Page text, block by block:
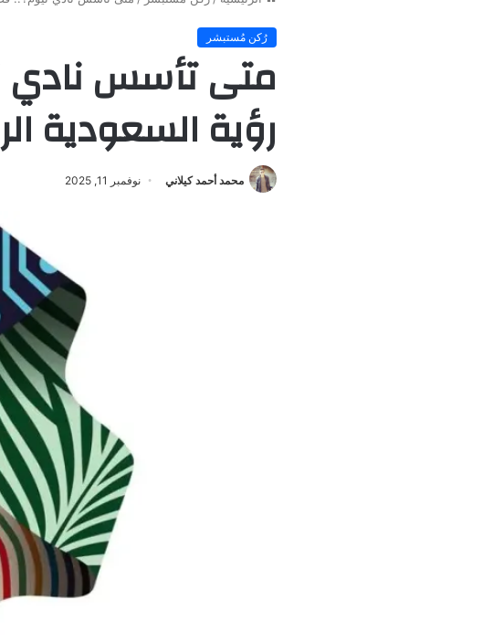
رُكن مُستبشر
متى تأسس نادي
رؤية السعودية
محمد أحمد كيلاني نوفمبر 11, 2025